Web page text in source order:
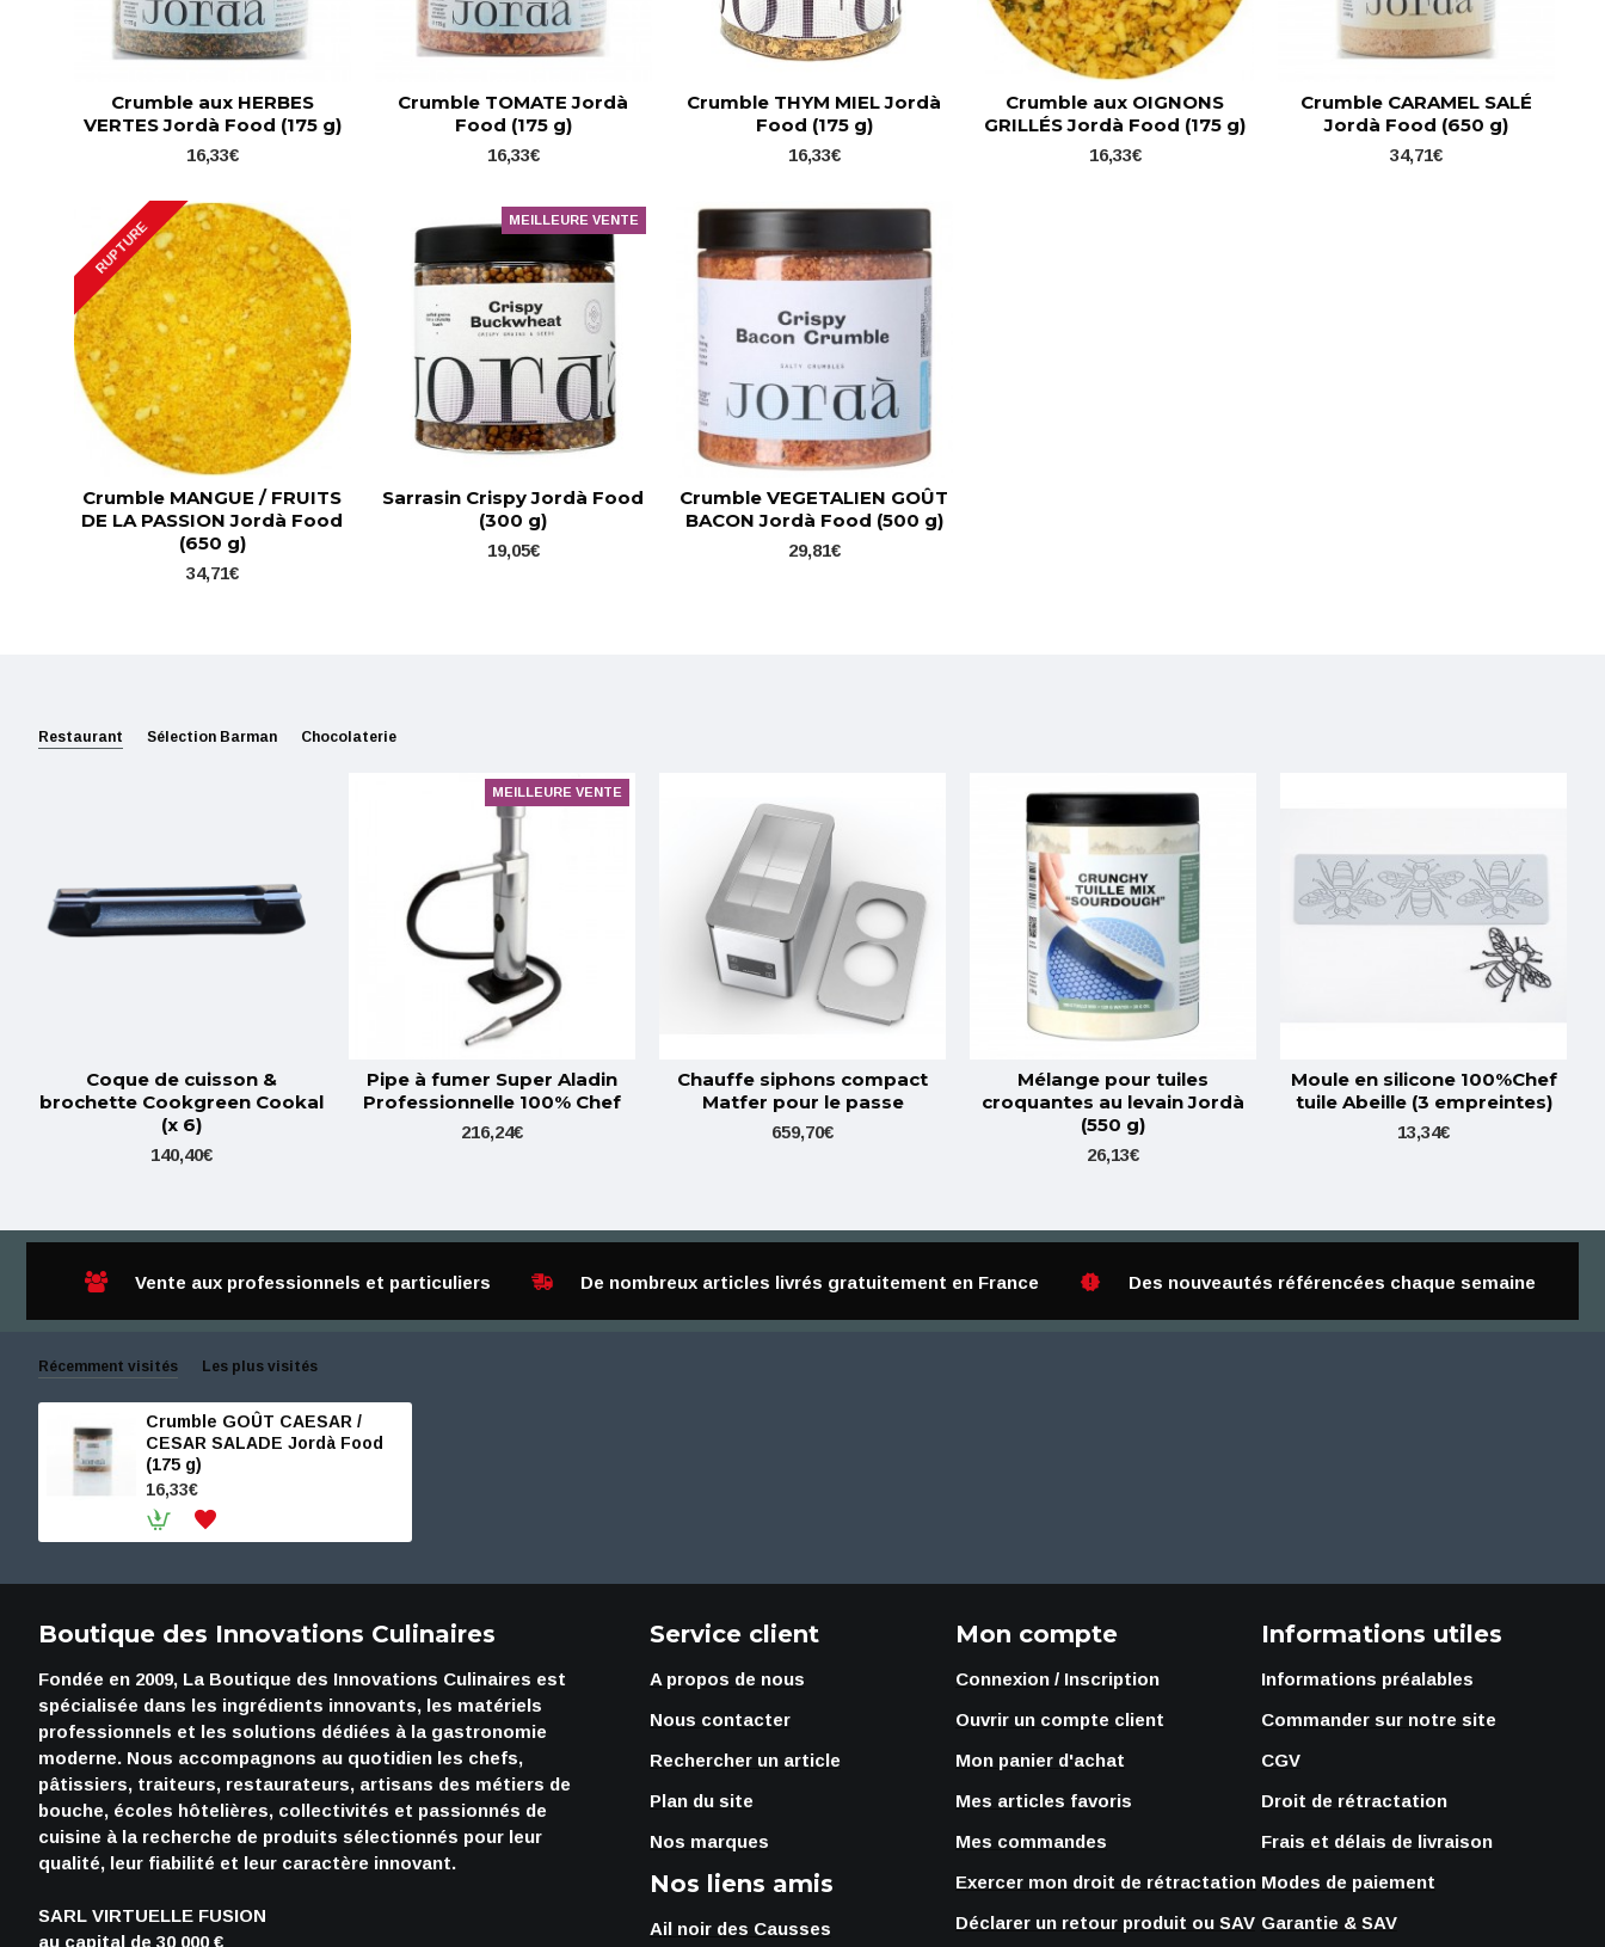
Crumble aux HERBES
VERTES Jordà Food (175 g)
16,33€
Crumble TOMATE Jordà
Food (175 g)
16,33€
Crumble THYM MIEL Jordà
Food (175 g)
16,33€
Crumble aux OIGNONS
GRILLÉS Jordà Food (175 g)
16,33€
Crumble CARAMEL SALÉ
Jordà Food (650 g)
34,71€
RUPTURE
Crumble MANGUE / FRUITS
DE LA PASSION Jordà Food
(650 g)
34,71€
MEILLEURE VENTE
Sarrasin Crispy Jordà Food
(300 g)
19,05€
Crumble VEGETALIEN GOÛT
BACON Jordà Food (500 g)
29,81€
Restaurant Sélection Barman Chocolaterie
Coque de cuisson &
brochette Cookgreen Cookal
(x 6)
140,40€
MEILLEURE VENTE
Pipe à fumer Super Aladin
Professionnelle 100% Chef
216,24€
Chauffe siphons compact
Matfer pour le passe
659,70€
Mélange pour tuiles
croquantes au levain Jordà
(550 g)
26,13€
Moule en silicone 100%Chef
tuile Abeille (3 empreintes)
13,34€
Vente aux professionnels et particuliers De nombreux articles livrés gratuitement en France Des nouveautés référencées chaque semaine
Récemment visités Les plus visités
Crumble GOÛT CAESAR /
CESAR SALADE Jordà Food
(175 g)
16,33€
Boutique des Innovations Culinaires
Fondée en 2009, La Boutique des Innovations Culinaires est
spécialisée dans les ingrédients innovants, les matériels
professionnels et les solutions dédiées à la gastronomie
moderne. Nous accompagnons au quotidien les chefs,
pâtissiers, traiteurs, restaurateurs, artisans des métiers de
bouche, écoles hôtelières, collectivités et passionnés de
cuisine à la recherche de produits sélectionnés pour leur
qualité, leur fiabilité et leur caractère innovant.
SARL VIRTUELLE FUSION
au capital de 30 000 €
Service client
A propos de nous
Nous contacter
Rechercher un article
Plan du site
Nos marques
Nos liens amis
Ail noir des Causses
Mon compte
Connexion / Inscription
Ouvrir un compte client
Mon panier d'achat
Mes articles favoris
Mes commandes
Exercer mon droit de rétractation
Déclarer un retour produit ou SAV
Informations utiles
Informations préalables
Commander sur notre site
CGV
Droit de rétractation
Frais et délais de livraison
Modes de paiement
Garantie & SAV